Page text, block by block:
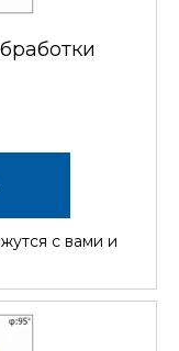
с вами и